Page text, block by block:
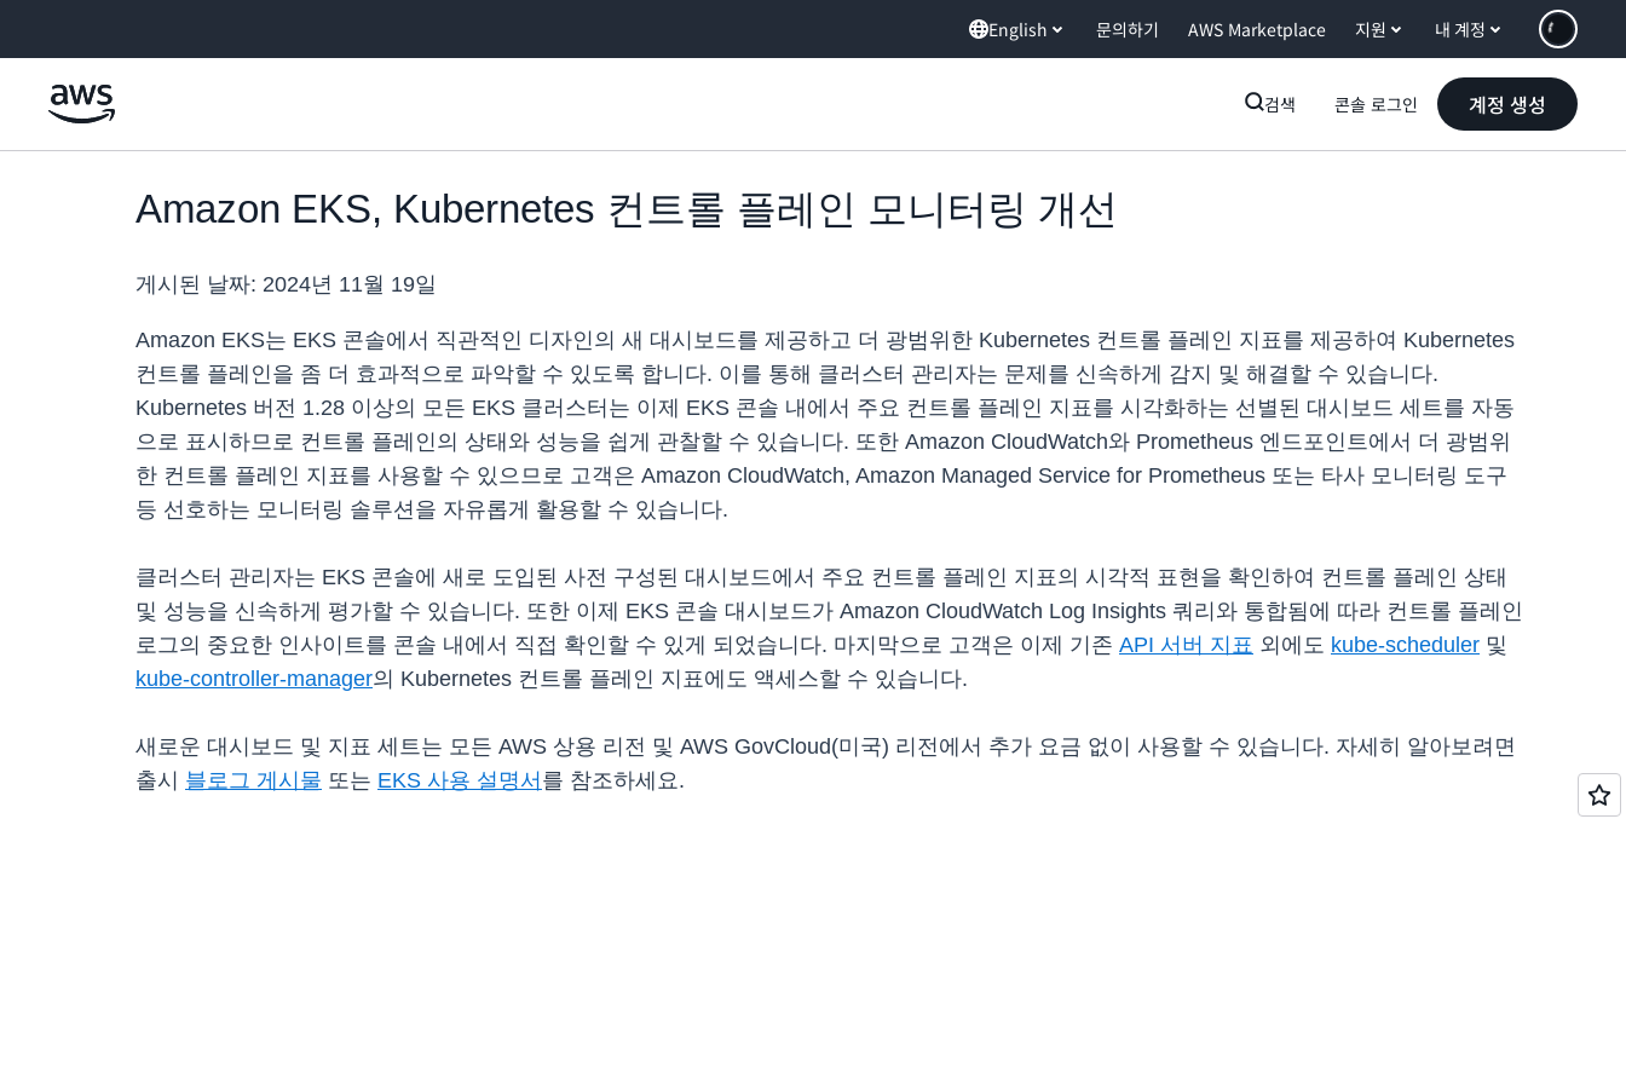
English 문의하기 AWS Marketplace 지원 내 계정
검색 콘솔 로그인 계정 생성
Amazon EKS, Kubernetes 컨트롤 플레인 모니터링 개선
게시된 날짜: 2024년 11월 19일
Amazon EKS는 EKS 콘솔에서 직관적인 디자인의 새 대시보드를 제공하고 더 광범위한 Kubernetes 컨트롤 플레인 지표를 제공하여 Kubernetes
컨트롤 플레인을 좀 더 효과적으로 파악할 수 있도록 합니다. 이를 통해 클러스터 관리자는 문제를 신속하게 감지 및 해결할 수 있습니다.
Kubernetes 버전 1.28 이상의 모든 EKS 클러스터는 이제 EKS 콘솔 내에서 주요 컨트롤 플레인 지표를 시각화하는 선별된 대시보드 세트를 자동
으로 표시하므로 컨트롤 플레인의 상태와 성능을 쉽게 관찰할 수 있습니다. 또한 Amazon CloudWatch와 Prometheus 엔드포인트에서 더 광범위
한 컨트롤 플레인 지표를 사용할 수 있으므로 고객은 Amazon CloudWatch, Amazon Managed Service for Prometheus 또는 타사 모니터링 도구
등 선호하는 모니터링 솔루션을 자유롭게 활용할 수 있습니다.
클러스터 관리자는 EKS 콘솔에 새로 도입된 사전 구성된 대시보드에서 주요 컨트롤 플레인 지표의 시각적 표현을 확인하여 컨트롤 플레인 상태
및 성능을 신속하게 평가할 수 있습니다. 또한 이제 EKS 콘솔 대시보드가 Amazon CloudWatch Log Insights 쿼리와 통합됨에 따라 컨트롤 플레인
로그의 중요한 인사이트를 콘솔 내에서 직접 확인할 수 있게 되었습니다. 마지막으로 고객은 이제 기존 API 서버 지표 외에도 kube-scheduler 및
kube-controller-manager의 Kubernetes 컨트롤 플레인 지표에도 액세스할 수 있습니다.
새로운 대시보드 및 지표 세트는 모든 AWS 상용 리전 및 AWS GovCloud(미국) 리전에서 추가 요금 없이 사용할 수 있습니다. 자세히 알아보려면
출시 블로그 게시물 또는 EKS 사용 설명서 를 참조하세요.